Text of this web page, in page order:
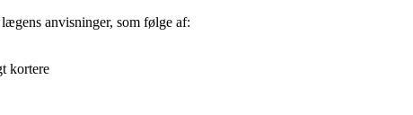
anvisninger, som følge af:
kortere